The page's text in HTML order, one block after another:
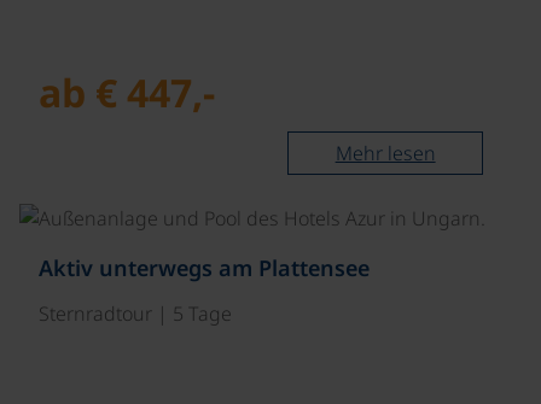
ab € 447,-
Mehr lesen
Aktiv unterwegs am Plattensee
Sternradtour | 5 Tage